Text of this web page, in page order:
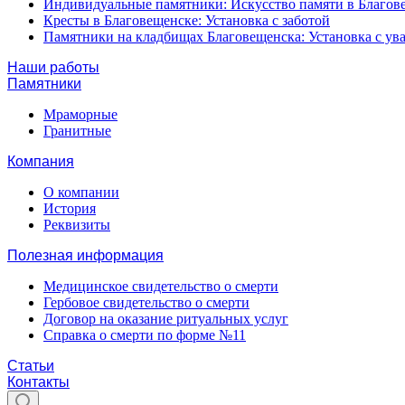
Индивидуальные памятники: Искусство памяти в
Кресты в Благовещенске: Установка с заботой
Памятники на кладбищах Благовещенска: Установка с
Наши работы
Памятники
Мраморные
Гранитные
Компания
О компании
История
Реквизиты
Полезная информация
Медицинское свидетельство о смерти
Гербовое свидетельство о смерти
Договор на оказание ритуальных услуг
Справка о смерти по форме №11
Статьи
Контакты